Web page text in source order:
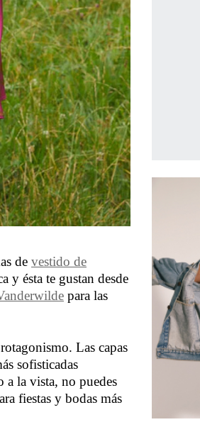
de vestido de
y ésta te gustan desde
para las
Las capas
sofisticadas
a la vista, no puedes
fiestas y bodas más